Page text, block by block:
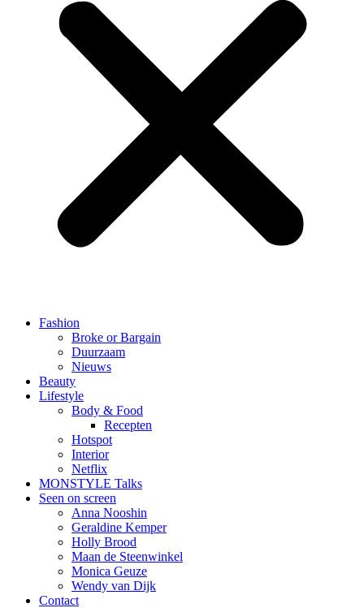
Fashion
Broke or Bargain
Duurzaam
Nieuws
Beauty
Lifestyle
Body & Food
Recepten
Hotspot
Interior
Netflix
MONSTYLE Talks
Seen on screen
Anna Nooshin
Geraldine Kemper
Holly Brood
Maan de Steenwinkel
Monica Geuze
Wendy van Dijk
Contact